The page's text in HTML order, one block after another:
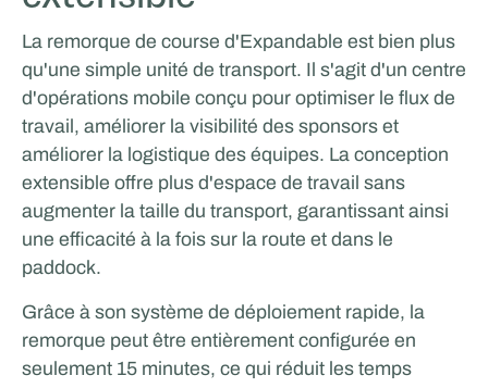
ICEONE Racing
ÉVÉNEMENTS ET ROADSHOW
La remorque de course d'Expandable est bien plus
qu'une simple unité de transport. Il s'agit d'un centre
d'opérations mobile conçu pour optimiser le flux de
travail, améliorer la visibilité des sponsors et
améliorer la logistique des équipes. La conception
extensible offre plus d'espace de travail sans
augmenter la taille du transport, garantissant ainsi
une efficacité à la fois sur la route et dans le
paddock.
Grâce à son système de déploiement rapide, la
remorque peut être entièrement configurée en
seulement 15 minutes, ce qui réduit les temps